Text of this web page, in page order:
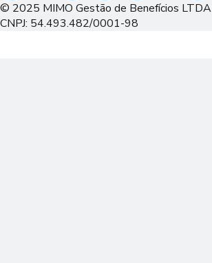
© 2025 MIMO Gestão de Benefícios LTDA
CNPJ: 54.493.482/0001-98